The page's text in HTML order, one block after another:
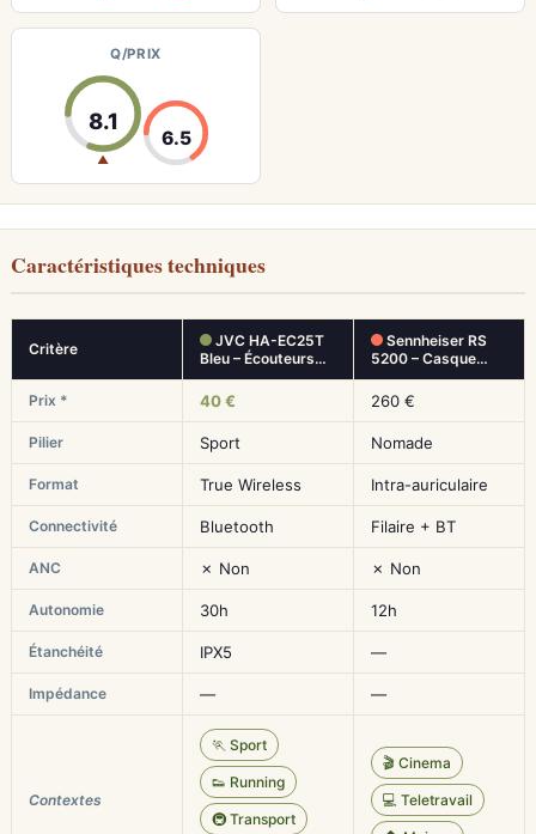
Q/PRIX
8.1
▲
6.5
Caractéristiques techniques
Critère
JVC HA-EC25T
Bleu – Écouteurs…
Sennheiser RS
5200 – Casque…
Prix * 40 € 260 €
Pilier Sport Nomade
Format True Wireless Intra-auriculaire
Connectivité Bluetooth Filaire + BT
ANC ✗ Non ✗ Non
Autonomie 30h 12h
Étanchéité IPX5 —
Impédance — —
Contextes
🏃 Sport
👟 Running
🚇 Transport
🎬 Cinema
💻 Teletravail